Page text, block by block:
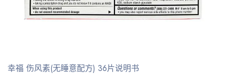
幸福 伤风素(无睡意配方) 36片说明书